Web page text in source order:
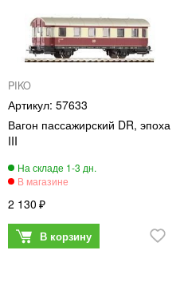
PIKO
57633
Вагон пассажирский DR, эпоха
III
2 130